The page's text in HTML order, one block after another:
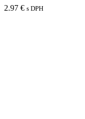
2.97 € s DPH